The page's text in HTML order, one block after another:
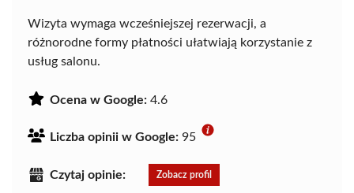
Wizyta wymaga wcześniejszej rezerwacji, a
różnorodne formy płatności ułatwiają korzystanie z
usług salonu.
Ocena w Google: 4.6
Liczba opinii w Google: 95
Czytaj opinie: Zobacz profil